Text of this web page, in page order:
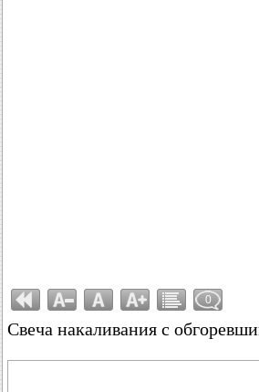
0
Свеча накаливания с